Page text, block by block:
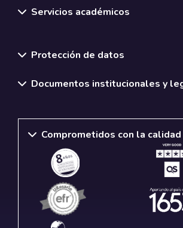
Servicios académicos
Protección de datos
Documentos institucionales y
Comprometidos con la calidad